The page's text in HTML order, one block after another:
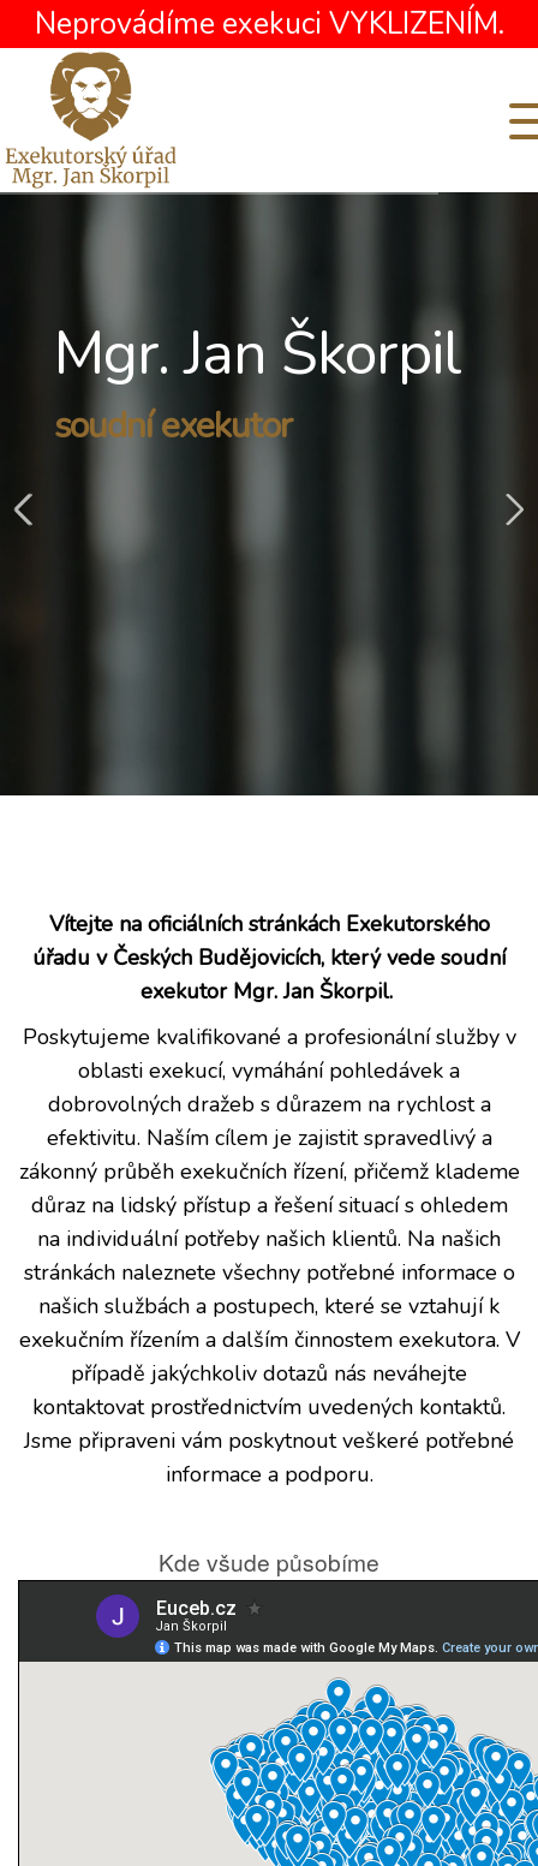
Neprovádíme exekuci VYKLIZENÍM.
Mgr. Jan Škorpil
soudní exekutor
Vítejte na oficiálních stránkách Exekutorského
úřadu v Českých Budějovicích, který vede soudní
exekutor Mgr. Jan Škorpil.
Poskytujeme kvalifikované a profesionální služby v
oblasti exekucí, vymáhání pohledávek a
dobrovolných dražeb s důrazem na rychlost a
efektivitu. Naším cílem je zajistit spravedlivý a
zákonný průběh exekučních řízení, přičemž klademe
důraz na lidský přístup a řešení situací s ohledem
na individuální potřeby našich klientů. Na našich
stránkách naleznete všechny potřebné informace o
našich službách a postupech, které se vztahují k
exekučním řízením a dalším činnostem exekutora. V
případě jakýchkoliv dotazů nás neváhejte
kontaktovat prostřednictvím uvedených kontaktů.
Jsme připraveni vám poskytnout veškeré potřebné
informace a podporu.
Kde všude působíme